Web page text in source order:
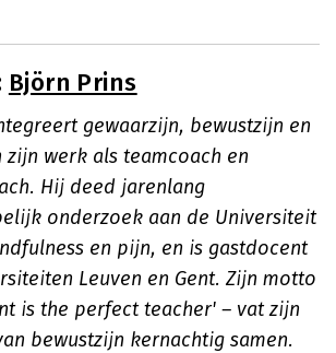
Björn Prins
gewaarzijn, bewustzijn en
zijn werk als teamcoach en
Hij deed jarenlang
onderzoek aan de Universiteit
en pijn, en is gastdocent
Leuven en Gent. Zijn motto
is the perfect teacher' – vat zijn
bewustzijn kernachtig samen.